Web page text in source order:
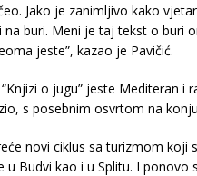
Jako je zanimljivo kako
buri. Meni je taj tekst o buri
jeste”, kazao je Pavičić.
o jugu” jeste Mediteran i
s posebnim osvrtom na
novi ciklus sa turizmom koji
Budvi kao i u Splitu. I ponovo